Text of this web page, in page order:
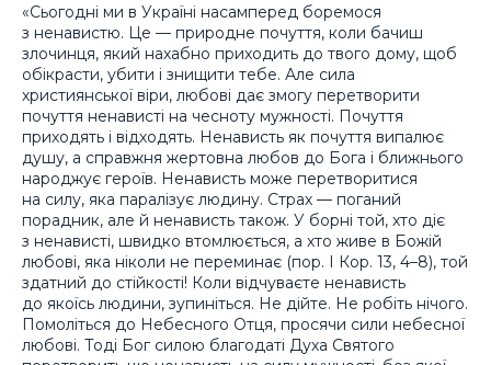
«Сьогодні ми в Україні насамперед боремося
з ненавистю. Це — природне почуття, коли бачиш
злочинця, який нахабно приходить до твого дому, щоб
обікрасти, убити і знищити тебе. Але сила
християнської віри, любові дає змогу перетворити
почуття ненависті на чесноту мужності. Почуття
приходять і відходять. Ненависть як почуття випалює
душу, а справжня жертовна любов до Бога і ближнього
народжує героїв. Ненависть може перетворитися
на силу, яка паралізує людину. Страх — поганий
порадник, але й ненависть також. У борні той, хто діє
з ненависті, швидко втомлюється, а хто живе в Божій
любові, яка ніколи не переминає (пор. I Кор. 13, 4–8), той
здатний до стійкості! Коли відчуваєте ненависть
до якоїсь людини, зупиніться. Не дійте. Не робіть нічого.
Помоліться до Небесного Отця, просячи сили небесної
любові. Тоді Бог силою благодаті Духа Святого